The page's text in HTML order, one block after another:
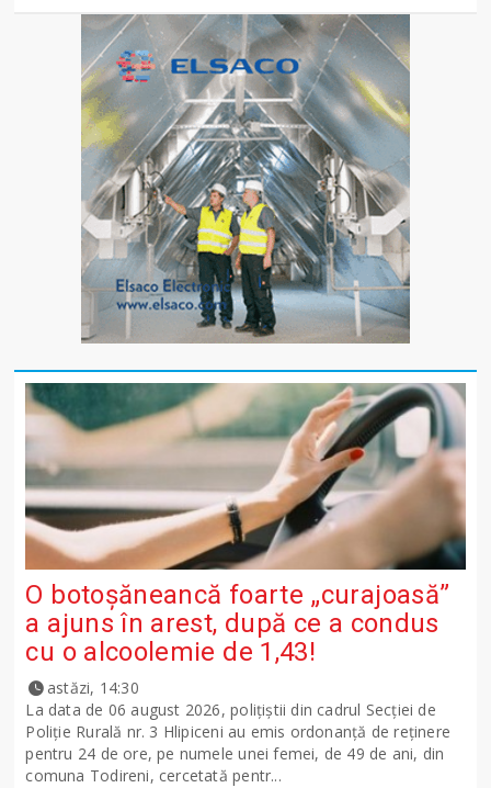
O botoșăneancă foarte „curajoasă”
a ajuns în arest, după ce a condus
cu o alcoolemie de 1,43!
astăzi, 14:30
La data de 06 august 2026, polițiștii din cadrul Secției de
Poliție Rurală nr. 3 Hlipiceni au emis ordonanță de reținere
pentru 24 de ore, pe numele unei femei, de 49 de ani, din
comuna Todireni, cercetată pentr...